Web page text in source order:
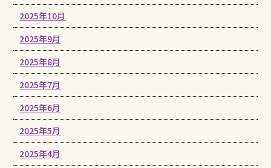
2025年10月
2025年9月
2025年8月
2025年7月
2025年6月
2025年5月
2025年4月